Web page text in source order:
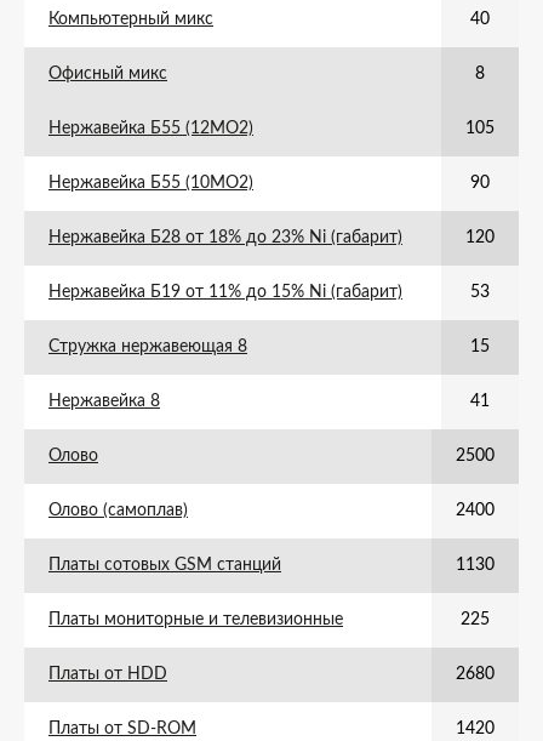
Компьютерный микс 40
Офисный микс 8
Нержавейка Б55 (12МО2) 105
Нержавейка Б55 (10МО2) 90
Нержавейка Б28 от 18% до 23% Ni (габарит) 120
Нержавейка Б19 от 11% до 15% Ni (габарит) 53
Стружка нержавеющая 8 15
Нержавейка 8 41
Олово 2500
Олово (самоплав) 2400
Платы сотовых GSM станций 1130
Платы мониторные и телевизионные 225
Платы от HDD 2680
Платы от SD-ROM 1420